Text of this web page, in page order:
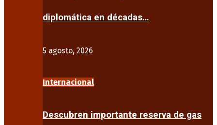
diplomática en décadas…
5 agosto, 2026
Internacional
Descubren importante reserva de gas